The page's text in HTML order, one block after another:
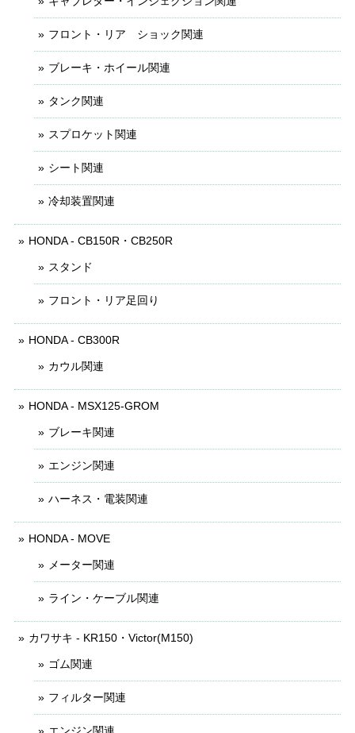
フロント・リア ショック関連
ブレーキ・ホイール関連
タンク関連
スプロケット関連
シート関連
冷却装置関連
HONDA - CB150R・CB250R
スタンド
フロント・リア足回り
HONDA - CB300R
カウル関連
HONDA - MSX125-GROM
ブレーキ関連
エンジン関連
ハーネス・電装関連
HONDA - MOVE
メーター関連
ライン・ケーブル関連
カワサキ - KR150・Victor(M150)
ゴム関連
フィルター関連